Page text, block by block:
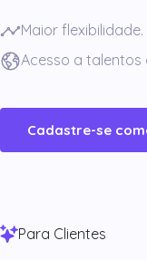
Maior flexibilidade.
Acesso a talentos
Cadastre-se
Para Clientes